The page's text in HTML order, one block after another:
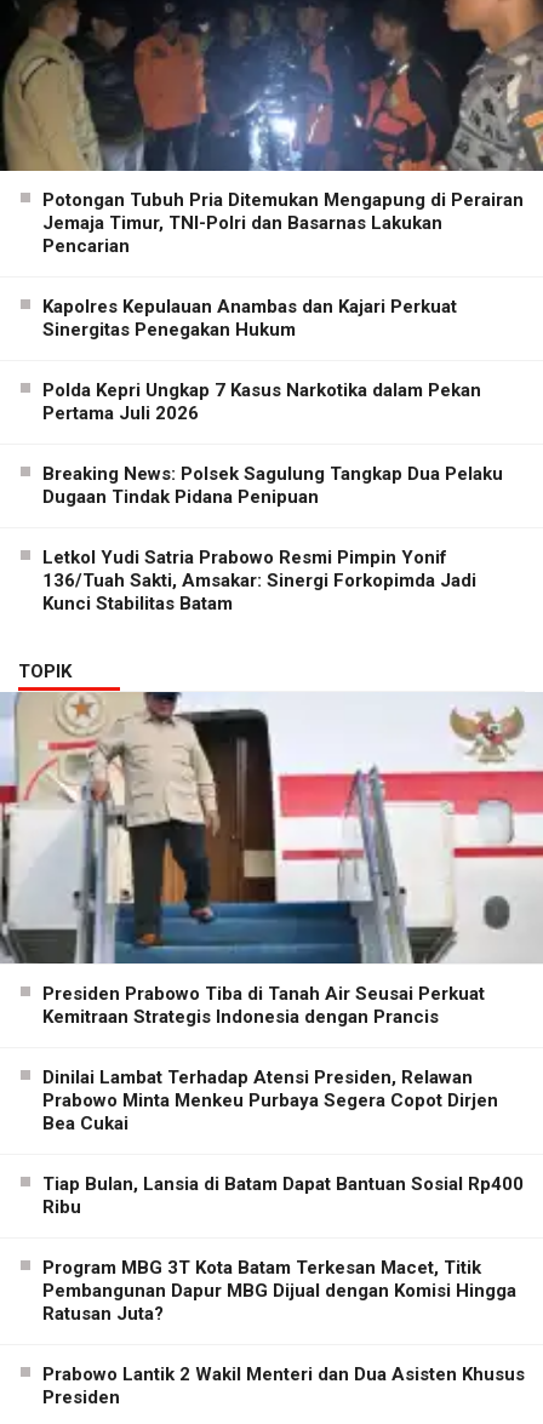
Potongan Tubuh Pria Ditemukan Mengapung di Perairan
Jemaja Timur, TNI-Polri dan Basarnas Lakukan
Pencarian
Kapolres Kepulauan Anambas dan Kajari Perkuat
Sinergitas Penegakan Hukum
Polda Kepri Ungkap 7 Kasus Narkotika dalam Pekan
Pertama Juli 2026
Breaking News: Polsek Sagulung Tangkap Dua Pelaku
Dugaan Tindak Pidana Penipuan
Letkol Yudi Satria Prabowo Resmi Pimpin Yonif
136/Tuah Sakti, Amsakar: Sinergi Forkopimda Jadi
Kunci Stabilitas Batam
TOPIK
Presiden Prabowo Tiba di Tanah Air Seusai Perkuat
Kemitraan Strategis Indonesia dengan Prancis
Dinilai Lambat Terhadap Atensi Presiden, Relawan
Prabowo Minta Menkeu Purbaya Segera Copot Dirjen
Bea Cukai
Tiap Bulan, Lansia di Batam Dapat Bantuan Sosial Rp400
Ribu
Program MBG 3T Kota Batam Terkesan Macet, Titik
Pembangunan Dapur MBG Dijual dengan Komisi Hingga
Ratusan Juta?
Prabowo Lantik 2 Wakil Menteri dan Dua Asisten Khusus
Presiden